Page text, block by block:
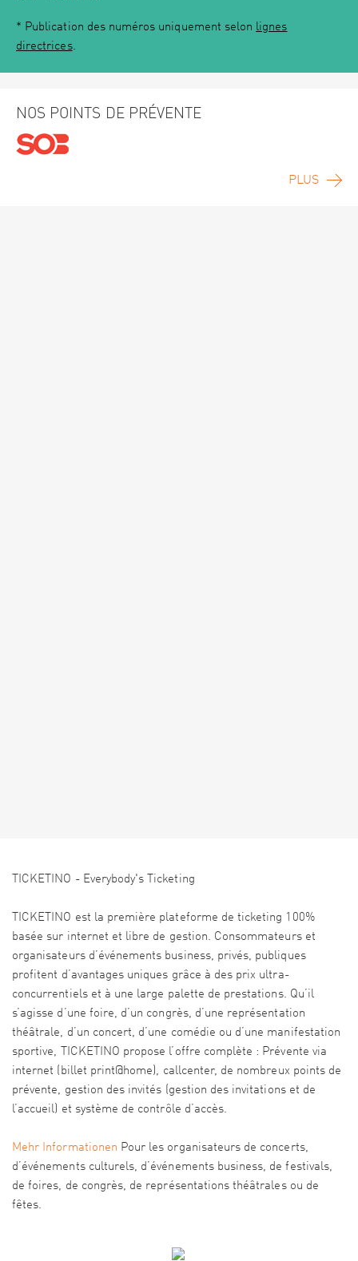
* Publication des numéros uniquement selon lignes
directrices.
NOS POINTS DE PRÉVENTE
PLUS
TICKETINO - Everybody's Ticketing
TICKETINO est la première plateforme de ticketing 100%
basée sur internet et libre de gestion. Consommateurs et
organisateurs d’événements business, privés, publiques
profitent d’avantages uniques grâce à des prix ultra-
concurrentiels et à une large palette de prestations. Qu’il
s’agisse d’une foire, d’un congrès, d’une représentation
théâtrale, d’un concert, d’une comédie ou d’une manifestation
sportive, TICKETINO propose l’offre complète : Prévente via
internet (billet print@home), callcenter, de nombreux points de
prévente, gestion des invités (gestion des invitations et de
l’accueil) et système de contrôle d’accès.
Mehr Informationen Pour les organisateurs de concerts,
d’événements culturels, d’événements business, de festivals,
de foires, de congrès, de représentations théâtrales ou de
fêtes.